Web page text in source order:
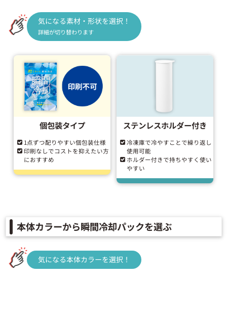
気になる素材・形状を選択！
詳細が切り替わります
個包装タイプ
1点ずつ配りやすい個包装仕様
印刷なしでコストを抑えたい方
におすすめ
ステンレスホルダー付き
冷凍庫で冷やすことで繰り返し
使用可能
ホルダー付きで持ちやすく使い
やすい
本体カラーから瞬間冷却パックを選ぶ
気になる本体カラーを選択！